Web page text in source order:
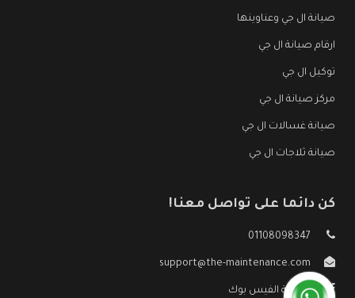
صيانة ال جي وعناوينها
ارقام صيانة ال جي
توكيل ال جي
مركز صيانة ال جي
صيانة غسالات ال جي
صيانة ثلاجات ال جي
كن دائما على تواصل معنا!
01108098347
support@the-maintenance.com
صفحة الفيس بوك